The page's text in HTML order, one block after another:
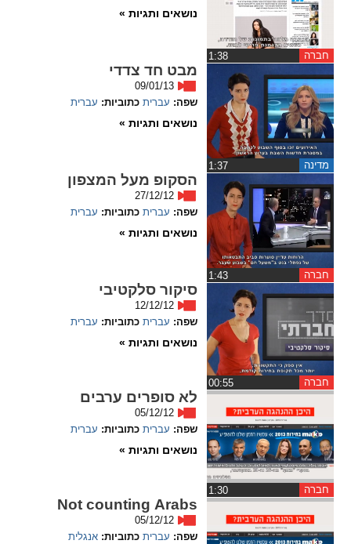
format_underlined
קו תחתי לקישורים
cached
איפוס
כל
ההגדרות
flag
השארת
משוב
חברה
נושאים ותגיות »
מדינה
מבט חד צדדי
09/01/13
שפה: עברית כתוביות: עברית
נושאים ותגיות »
חברה
הסקופ מעל המצפון
27/12/12
שפה: עברית כתוביות: עברית
נושאים ותגיות »
חברה
סיקור סלקטיבי
12/12/12
שפה: עברית כתוביות: עברית
נושאים ותגיות »
חברה
לא סופרים ערבים
05/12/12
שפה: עברית כתוביות: עברית
נושאים ותגיות »
Not counting Arabs
05/12/12
שפה: עברית כתוביות: אנגלית